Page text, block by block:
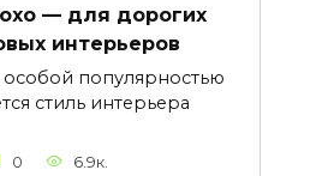
— для дорогих
интерьеров
особой популярностью
стиль интерьера
0 6.9к.